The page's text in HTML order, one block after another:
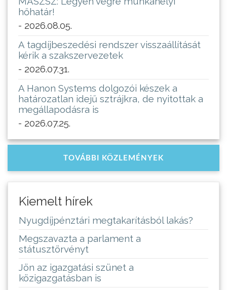
hőhatár!
- 2026.08.05.
A tagdíjbeszedési rendszer visszaállítását
kérik a szakszervezetek
- 2026.07.31.
A Hanon Systems dolgozói készek a
határozatlan idejű sztrájkra, de nyitottak a
megállapodásra is
- 2026.07.25.
TOVÁBBI KÖZLEMÉNYEK
Kiemelt hírek
Nyugdíjpénztári megtakarításból lakás?
Megszavazta a parlament a
státusztörvényt
Jön az igazgatási szünet a
közigazgatásban is